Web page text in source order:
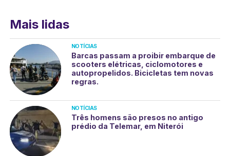
Mais lidas
NOTÍCIAS
Barcas passam a proibir embarque de
scooters elétricas, ciclomotores e
autopropelidos. Bicicletas tem novas
regras.
NOTÍCIAS
Três homens são presos no antigo
prédio da Telemar, em Niterói